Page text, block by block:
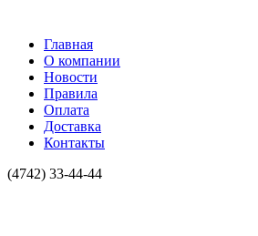
Главная
О компании
Новости
Правила
Оплата
Доставка
Контакты
(4742) 33-44-44